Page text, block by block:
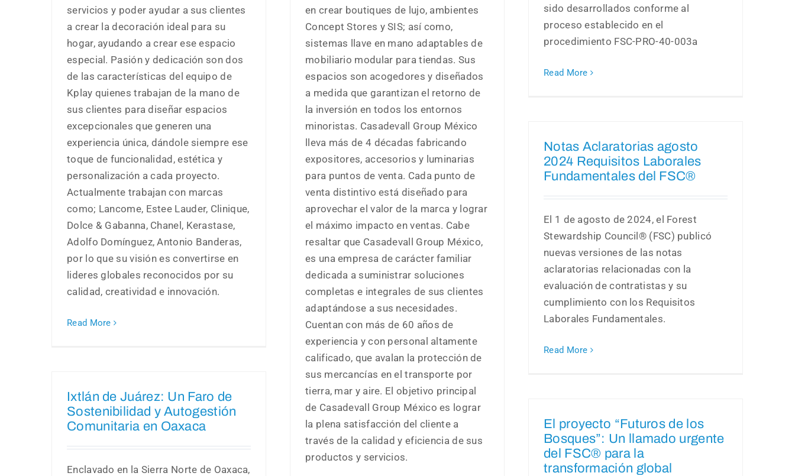
servicios y poder ayudar a sus clientes
a crear la decoración ideal para su
hogar, ayudando a crear ese espacio
especial. Pasión y dedicación son dos
de las características del equipo de
Kplay quienes trabajan de la mano de
sus clientes para diseñar espacios
excepcionales que generen una
experiencia única, dándole siempre ese
toque de funcionalidad, estética y
personalización a cada proyecto.
Actualmente trabajan con marcas
como; Lancome, Estee Lauder, Clinique,
Dolce & Gabanna, Chanel, Kerastase,
Adolfo Domínguez, Antonio Banderas,
por lo que su visión es convertirse en
lideres globales reconocidos por su
calidad, creatividad e innovación.
Read More
en crear boutiques de lujo, ambientes
Concept Stores y SIS; así como,
sistemas llave en mano adaptables de
mobiliario modular para tiendas. Sus
espacios son acogedores y diseñados
a medida que garantizan el retorno de
la inversión en todos los entornos
minoristas. Casadevall Group México
lleva más de 4 décadas fabricando
expositores, accesorios y luminarias
para puntos de venta. Cada punto de
venta distintivo está diseñado para
aprovechar el valor de la marca y lograr
el máximo impacto en ventas. Cabe
resaltar que Casadevall Group México,
es una empresa de carácter familiar
dedicada a suministrar soluciones
completas e integrales de sus clientes
adaptándose a sus necesidades.
Cuentan con más de 60 años de
experiencia y con personal altamente
calificado, que avalan la protección de
sus mercancías en el transporte por
tierra, mar y aire. El objetivo principal
de Casadevall Group México es lograr
la plena satisfacción del cliente a
través de la calidad y eficiencia de sus
productos y servicios.
sido desarrollados conforme al
proceso establecido en el
procedimiento FSC-PRO-40-003a
Read More
Notas Aclaratorias agosto
2024 Requisitos Laborales
Fundamentales del FSC®
El 1 de agosto de 2024, el Forest
Stewardship Council® (FSC) publicó
nuevas versiones de las notas
aclaratorias relacionadas con la
evaluación de contratistas y su
cumplimiento con los Requisitos
Laborales Fundamentales.
Read More
Ixtlán de Juárez: Un Faro de
Sostenibilidad y Autogestión
Comunitaria en Oaxaca
Enclavado en la Sierra Norte de Oaxaca,
El proyecto “Futuros de los
Bosques”: Un llamado urgente
del FSC® para la
transformación global